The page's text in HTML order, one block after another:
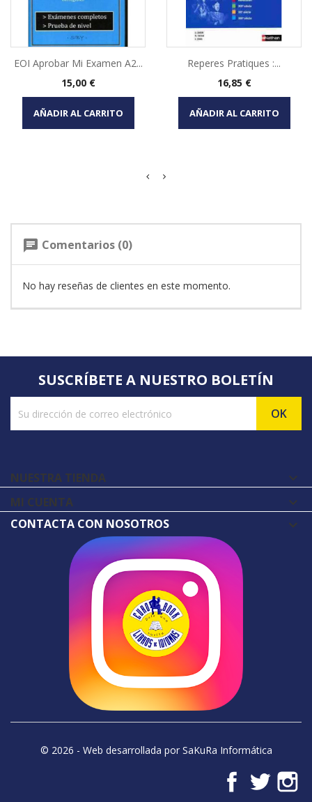
EOI Aprobar Mi Examen A2...
Precio
15,00 €
AÑADIR AL CARRITO
Reperes Pratiques :...
Precio
16,85 €
AÑADIR AL CARRITO
chat Comentarios (0)
No hay reseñas de clientes en este momento.
SUSCRÍBETE A NUESTRO BOLETÍN
NUESTRA TIENDA 
MI CUENTA 
CONTACTA CON NOSOTROS
© 2026 - Web desarrollada por SaKuRa Informática